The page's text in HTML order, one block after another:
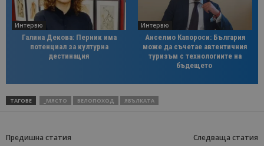
Интервю
Галина Декова: Перник има
потенциал за културна
дестинация
Интервю
Анселмо Капороси: България
може да съчетае автентичния
туризъм с технологиите на
бъдещето
ТАГОВЕ _МЯСТО ВЕЛОПОХОД ЯБЪЛКАТА
Предишна статия Следваща статия